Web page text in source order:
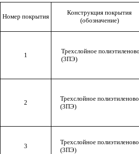
Номер покрытия
Конструкция покрытия
(обозначение)
1
Трехслойное
(3ПЭ)
2
Трехслойное
(3ПЭ)
3
Трехслойное
(3ПЭ)